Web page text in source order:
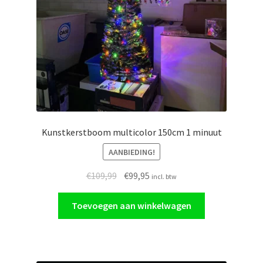
Kunstkerstboom multicolor 150cm 1 minuut
AANBIEDING!
€109,99 Oorspronkelijke
prijs
was:
€109,99.
€99,95 Huidige
prijs
is:
€99,95.
incl. btw
Toevoegen aan winkelwagen